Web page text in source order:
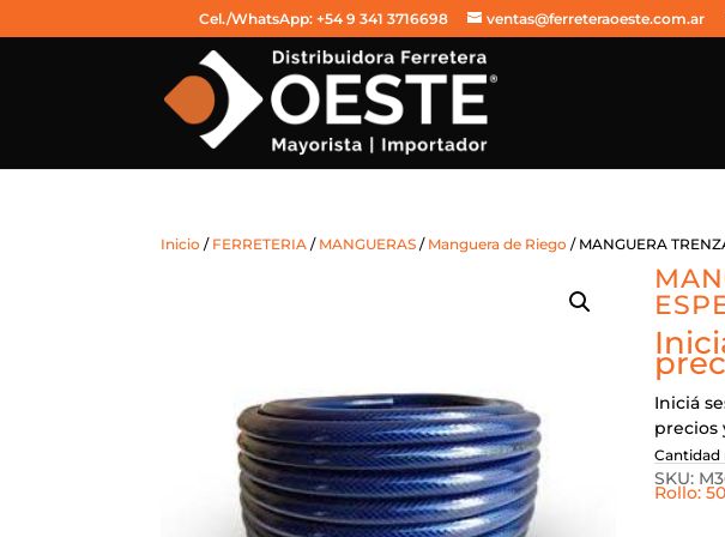
Cel./WhatsApp: +54 9 341 3716698 ventas@ferreteraoeste.com.ar
Inicio / FERRETERIA / MANGUERAS / Manguera de Riego / MANGUERA
Iniciá
precios
Cantidad
SKU:
Rollo: